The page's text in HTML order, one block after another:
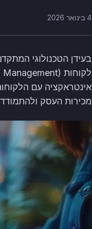
4 בינואר 2026
בעידן הטכנולוגי
מכירות העסק